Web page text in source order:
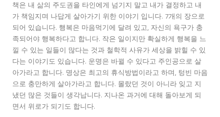
책은 내 삶의 주도권을 타인에게 넘기지 말고 내가 결정하고 내
가 책임지며 나답게 살아가기 위한 이야기 입니다. 7개의 장으로
되어 있습니다. 행복은 마음먹기에 달려 있고, 자신의 욕구가 충
족되어야 행복하다고 합니다. 작은 일이지만 확실하게 행복을 느
낄 수 있는 일들이 많다는 것과 철학적 사유가 세상을 밝힐 수 있
다는 이야기도 있습니다. 운명은 바뀔 수 있다고 주인공으로 살
아가라고 합니다. 명상은 최고의 휴식방법이라고 하며, 텅빈 마음
으로 충만하게 살아가라고 합니다. 몰랐던 것이 아니라 잊고 지
냈던 많은 것들이 생각납니다. 지나온 과거에 대해 돌아보게 되
면서 위로가 되기도 합니다.